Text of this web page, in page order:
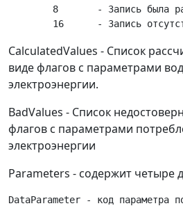
CalculatedValues - Список
виде флагов с параметрами
электроэнергии.
BadValues - Список
флагов с параметрами
электроэнергии
Parameters - содержит четыре
DataParameter - код параметра